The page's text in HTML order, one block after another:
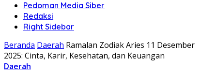
Pedoman Media Siber
Redaksi
Right Sidebar
Beranda Daerah Ramalan Zodiak Aries 11 Desember
2025: Cinta, Karir, Kesehatan, dan Keuangan
Daerah